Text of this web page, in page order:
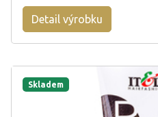
Detail výrobku
Skladem